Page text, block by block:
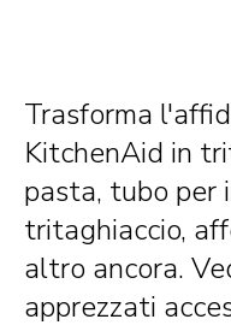
Trasforma
KitchenAid in
pasta, tubo per
tritaghiaccio,
altro ancora.
apprezzati